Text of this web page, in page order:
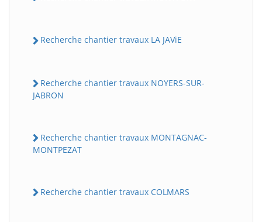
Recherche chantier travaux LA JAViE
Recherche chantier travaux NOYERS-SUR-
JABRON
Recherche chantier travaux MONTAGNAC-
MONTPEZAT
Recherche chantier travaux COLMARS